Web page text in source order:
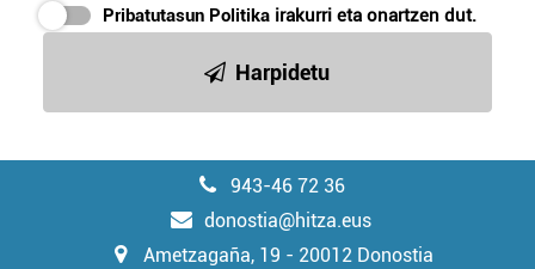
Pribatutasun Politika irakurri eta onartzen dut.
Harpidetu
943-46 72 36
donostia@hitza.eus
Ametzagaña, 19 - 20012 Donostia